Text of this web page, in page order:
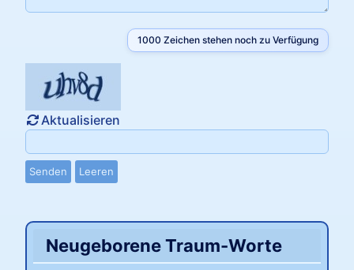
1000 Zeichen stehen noch zu Verfügung
Aktualisieren
Senden Leeren
Neugeborene Traum-Worte